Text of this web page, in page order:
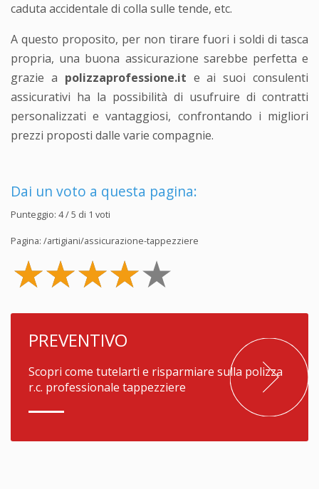
caduta accidentale di colla sulle tende, etc.
A questo proposito, per non tirare fuori i soldi di tasca
propria, una buona assicurazione sarebbe perfetta e
grazie a polizzaprofessione.it e ai suoi consulenti
assicurativi ha la possibilità di usufruire di contratti
personalizzati e vantaggiosi, confrontando i migliori
prezzi proposti dalle varie compagnie.
Dai un voto a questa pagina:
Punteggio: 4/ 5 di 1 voti
Pagina: /artigiani/assicurazione-tappezziere
PREVENTIVO
Scopri come tutelarti e risparmiare sulla polizza
r.c. professionale tappezziere